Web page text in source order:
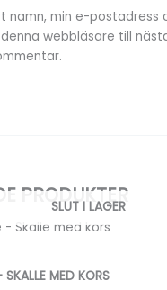
namn, min e-postadress
webbläsare till
PRODUKTER
SLUT I LAGER
SKALLE MED KORS
är:
49,90 kr.